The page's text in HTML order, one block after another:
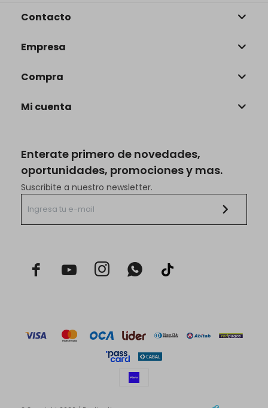
Enterate primero de novedades,
oportunidades, promociones y mas.
Suscribite a nuestro newsletter.
  
Contacto
Empresa
Compra
Mi cuenta